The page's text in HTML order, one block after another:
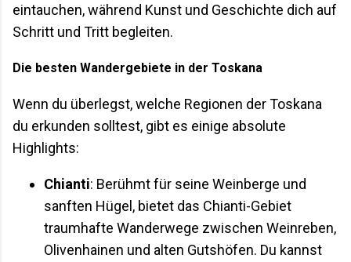
eintauchen, während Kunst und Geschichte dich auf
Schritt und Tritt begleiten.
Die besten Wandergebiete in der Toskana
Wenn du überlegst, welche Regionen der Toskana
du erkunden solltest, gibt es einige absolute
Highlights:
Chianti: Berühmt für seine Weinberge und
sanften Hügel, bietet das Chianti-Gebiet
traumhafte Wanderwege zwischen Weinreben,
Olivenhainen und alten Gutshöfen. Du kannst